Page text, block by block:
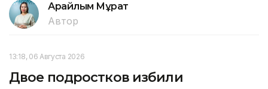
Арайлым Мұрат
Автор
13:18, 06 Августа 2026
Двое подростков избили